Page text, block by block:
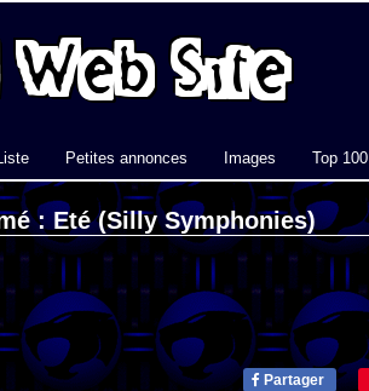
Petites annonces Images Top 100
: Eté (Silly Symphonies)
Partager